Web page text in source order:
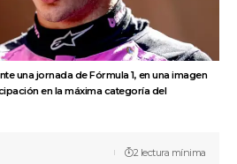
una jornada de Fórmula 1, en una imagen
en la máxima categoría del
2 lectura mínima